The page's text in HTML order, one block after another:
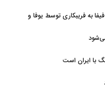
به فریبکاری توسط یوفا و
با ایران است